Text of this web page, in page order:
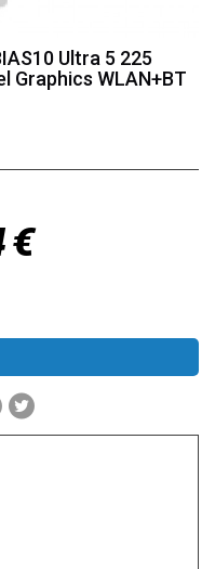
Ultra 5 225
Graphics WLAN+BT
€